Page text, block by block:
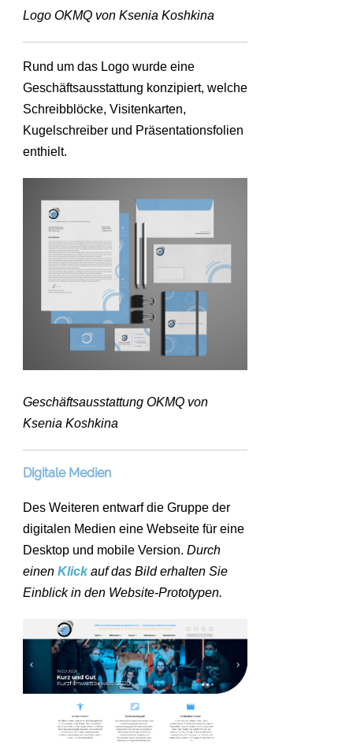
Logo OKMQ von Ksenia Koshkina
Rund um das Logo wurde eine
Geschäftsausstattung konzipiert, welche
Schreibblöcke, Visitenkarten,
Kugelschreiber und Präsentationsfolien
enthielt.
Geschäftsausstattung OKMQ von
Ksenia Koshkina
Digitale Medien
Des Weiteren entwarf die Gruppe der
digitalen Medien eine Webseite für eine
Desktop und mobile Version. Durch
einen Klickauf das Bild erhalten Sie
Einblick in den Website-Prototypen.